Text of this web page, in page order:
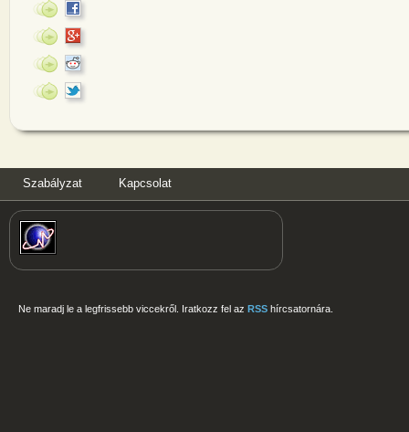
Szabályzat Kapcsolat
Ne maradj le a legfrissebb viccekről. Iratkozz fel az RSS hírcsatornára.